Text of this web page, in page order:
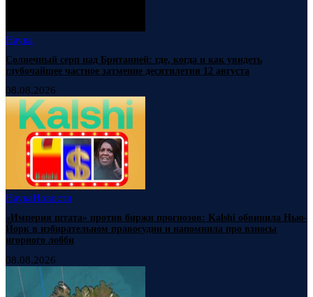
Наука
Солнечный серп над Британией: где, когда и как увидеть
глубочайшее частное затмение десятилетия 12 августа
08.08.2026
НаукаНовости
«Империя штата» против биржи прогнозов: Kalshi обвинила Нью-
Йорк в избирательном правосудии и напомнила про взносы
игорного лобби
08.08.2026